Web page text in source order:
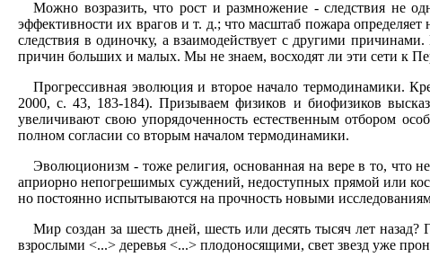
Можно возразить, что рост и размножение - следствия не
эффективности их врагов и т. д.; что масштаб пожара
следствия в одиночку, а взаимодействует с другими
причин больших и малых. Мы не знаем, восходят ли эти сети к
Прогрессивная эволюция и второе начало термодинамики.
2000, с. 43, 183-184). Призываем физиков и биофизиков
увеличивают свою упорядоченность естественным отбором
полном согласии со вторым началом термодинамики.
Эволюционизм - тоже религия, основанная на вере в то, что
априорно непогрешимых суждений, недоступных прямой или
но постоянно испытываются на прочность новыми
Мир создан за шесть дней, шесть или десять тысяч лет
взрослыми <...> деревья <...> плодоносящими, свет звезд уже